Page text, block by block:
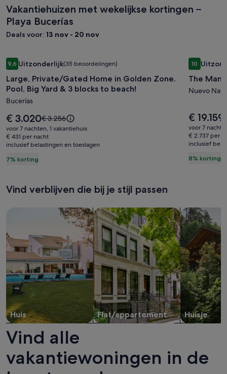
Vakantiehuizen met wekelijkse kortingen –
Playa Bucerías
Deals voor: 13 nov - 20 nov
Fotogalerie
voor
Large,
Private/Gated
Home
in
Golden
Zone.
Pool,
Big
&
3
beach!
9,69,6 op 10, Uitzonderlijk, (35 beoordelingen)
Uitzonderlijk(35 beoordelingen)
Large, Private/Gated Home in Golden Zone.
Pool, Big Yard & 3 blocks to beach!
Bucerías
7% korting
De
prijs
is
€ 3.020
€ 3.020De
prijs
was
€ 3.256,
het
€ 3.256
voor 7 nachten, 1 vakantiehuis
€ 431 per nacht
inclusief belastingen en toeslagen
Large, Private/Gated Home in Golden Zone. Pool, Big Yard
voor
The
Mansion
Nayarit
1010 op 10,
The
Nuevo
8% korting
De
prijs
is
€ 19.159
€ 19.159
voor 7
€ 2.737 per
inclusief
The
Vind verblijven die bij je stijl passen
Huis
Zoeken naar huizen
Flat/appartement
Zoeken naar flats/appartementen
Huisje
Huisjes
Vind alle
vakantiewoningen in de